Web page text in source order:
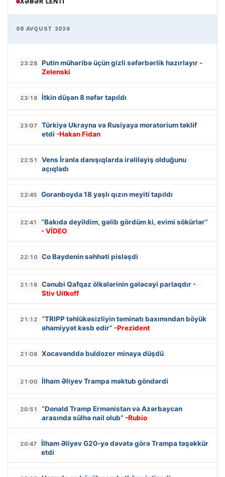
08 AVQUST 2026
23:28 Putin müharibə üçün gizli səfərbərlik hazırlayır -
Zelenski
23:18 İtkin düşən 8 nəfər tapıldı
23:07
Türkiyə Ukrayna və Rusiyaya moratorium təklif
etdi -Hakan Fidan
22:51
Vens İranla danışıqlarda irəliləyiş olduğunu
açıqladı
22:45 Goranboyda 18 yaşlı qızın meyiti tapıldı
22:41
“Bakıda deyildim, gəlib gördüm ki, evimi sökürlər”
- VİDEO
22:10 Co Baydenin səhhəti pisləşdi
21:18 Cənubi Qafqaz ölkələrinin gələcəyi parlaqdır -
Stiv Uitkoff
21:12
“TRIPP təhlükəsizliyin təminatı baxımından böyük
əhəmiyyət kəsb edir” -Prezident
21:08 Xocavənddə buldozer minaya düşdü
21:00 İlham Əliyev Trampa məktub göndərdi
20:51
“Donald Tramp Ermənistan və Azərbaycan
arasında sülhə nail olub” -Rubio
20:47
İlham Əliyev G20-yə dəvətə görə Trampa təşəkkür
etdi